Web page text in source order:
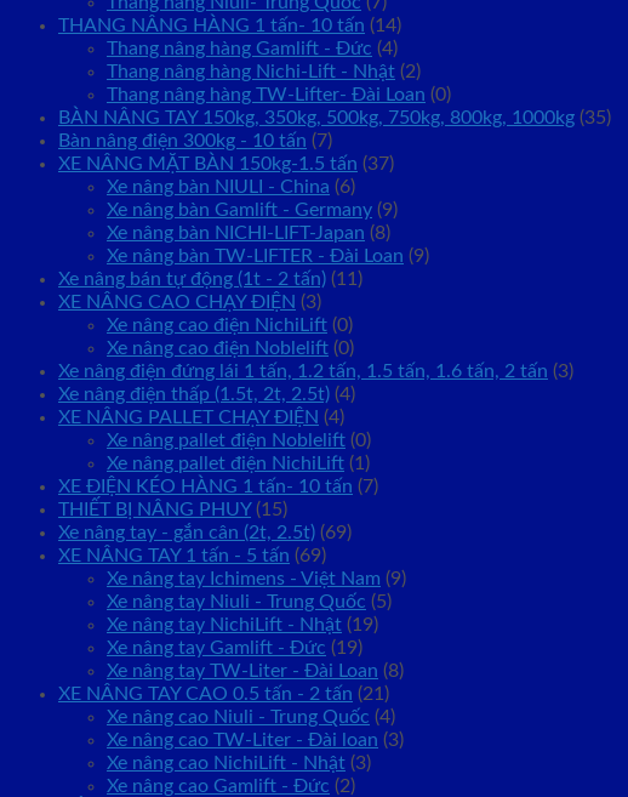
THANG NÂNG HÀNG 1 tấn- 10 tấn (14)
Thang nâng hàng Gamlift - Đức (4)
Thang nâng hàng Nichi-Lift - Nhật (2)
Thang nâng hàng TW-Lifter- Đài Loan (0)
BÀN NÂNG TAY 150kg, 350kg, 500kg, 750kg, 800kg, 1000kg (35)
Bàn nâng điện 300kg - 10 tấn (7)
XE NÂNG MẶT BÀN 150kg-1.5 tấn (37)
Xe nâng bàn NIULI - China (6)
Xe nâng bàn Gamlift - Germany (9)
Xe nâng bàn NICHI-LIFT-Japan (8)
Xe nâng bàn TW-LIFTER - Đài Loan (9)
Xe nâng bán tự động (1t - 2 tấn) (11)
XE NÂNG CAO CHẠY ĐIỆN (3)
Xe nâng cao điện NichiLift (0)
Xe nâng cao điện Noblelift (0)
Xe nâng điện đứng lái 1 tấn, 1.2 tấn, 1.5 tấn, 1.6 tấn, 2 tấn (3)
Xe nâng điện thấp (1.5t, 2t, 2.5t) (4)
XE NÂNG PALLET CHẠY ĐIỆN (4)
Xe nâng pallet điện Noblelift (0)
Xe nâng pallet điện NichiLift (1)
XE ĐIỆN KÉO HÀNG 1 tấn- 10 tấn (7)
THIẾT BỊ NÂNG PHUY (15)
Xe nâng tay - gắn cân (2t, 2.5t) (69)
XE NÂNG TAY 1 tấn - 5 tấn (69)
Xe nâng tay Ichimens - Việt Nam (9)
Xe nâng tay Niuli - Trung Quốc (5)
Xe nâng tay NichiLift - Nhật (19)
Xe nâng tay Gamlift - Đức (19)
Xe nâng tay TW-Liter - Đài Loan (8)
XE NÂNG TAY CAO 0.5 tấn - 2 tấn (21)
Xe nâng cao Niuli - Trung Quốc (4)
Xe nâng cao TW-Liter - Đài loan (3)
Xe nâng cao NichiLift - Nhật (3)
Xe nâng cao Gamlift - Đức (2)